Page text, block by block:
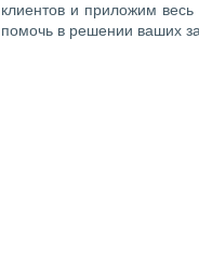
клиентов и приложим
помочь в решении ваших